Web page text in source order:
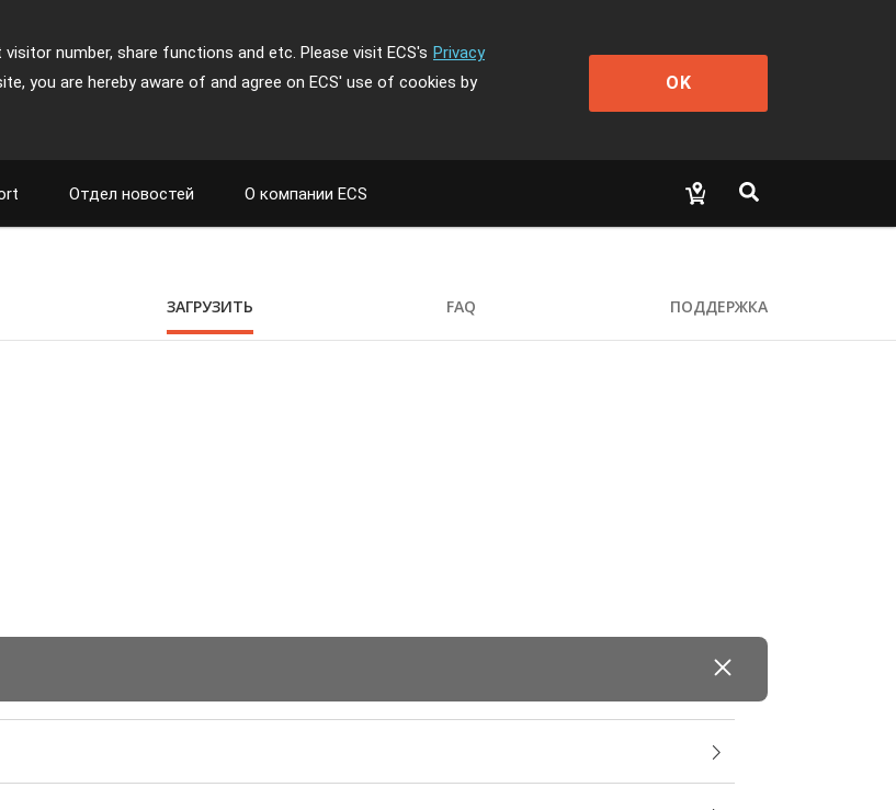
number, share functions and etc. Please visit ECS's Privacy
you are hereby aware of and agree on ECS' use of cookies by
OK
Отдел новостей О компании ECS
ЗАГРУЗИТЬ FAQ ПОДДЕРЖКА